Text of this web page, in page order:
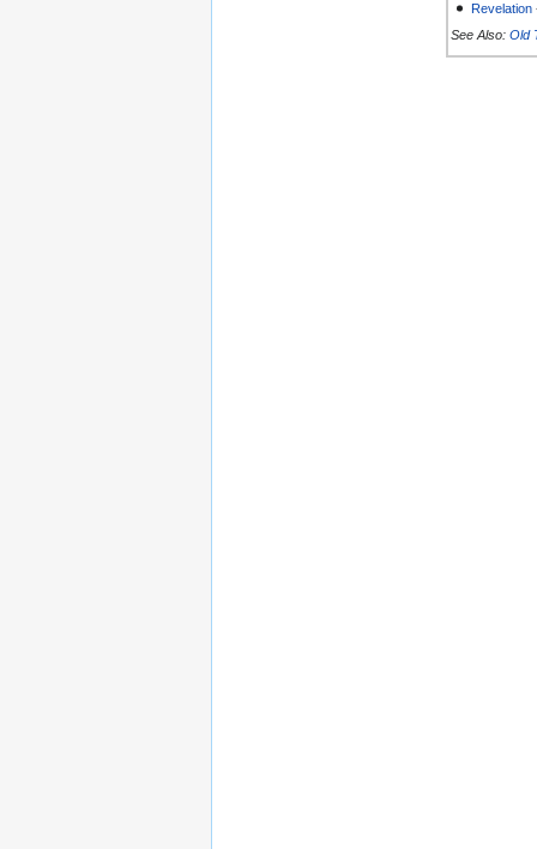
Revelation
See Also: Old